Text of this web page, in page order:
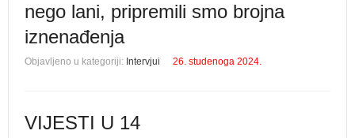
nego lani, pripremili smo brojna
iznenađenja
Objavljeno u kategoriji: Intervjui 26. studenoga 2024.
VIJESTI U 14